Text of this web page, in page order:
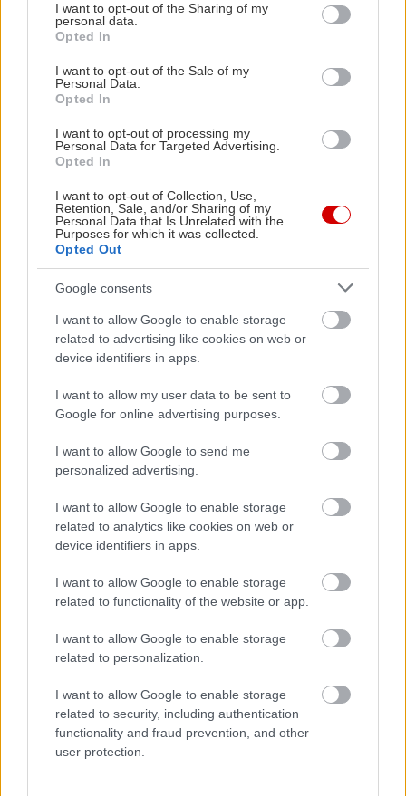
not limited to your visit or usage behaviour. You may click to
grant or deny consent to Google and its third-party tags to
use your data for below specified purposes in below Google
consent section.
I want to opt-out of the Sharing of my
personal data.
Opted In
I want to opt-out of the Sale of my
Personal Data.
Opted In
I want to opt-out of processing my
Personal Data for Targeted Advertising.
Opted In
I want to opt-out of Collection, Use,
Retention, Sale, and/or Sharing of my
Personal Data that Is Unrelated with the
Purposes for which it was collected.
Opted Out
Google consents
I want to allow Google to enable storage
related to advertising like cookies on web or
device identifiers in apps.
I want to allow my user data to be sent to
Google for online advertising purposes.
I want to allow Google to send me
personalized advertising.
I want to allow Google to enable storage
related to analytics like cookies on web or
device identifiers in apps.
I want to allow Google to enable storage
related to functionality of the website or app.
I want to allow Google to enable storage
related to personalization.
I want to allow Google to enable storage
related to security, including authentication
functionality and fraud prevention, and other
user protection.